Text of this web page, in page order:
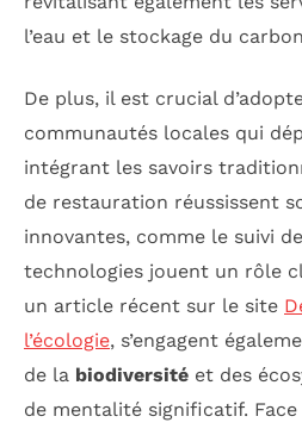
l’eau et le stockage du
De plus, il est crucial
communautés locales qui
intégrant les savoirs
de restauration réussissent
innovantes, comme le suivi
technologies jouent un rôle
un article récent sur le site
l’écologie, s’engagent
de la biodiversité et des
de mentalité significatif.